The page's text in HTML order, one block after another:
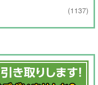
(1137)